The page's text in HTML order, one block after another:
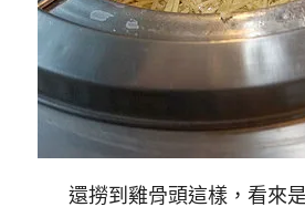
還撈到雞骨頭這樣，看來